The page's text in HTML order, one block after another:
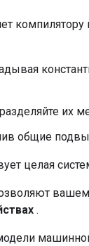
их
общие
целая
.